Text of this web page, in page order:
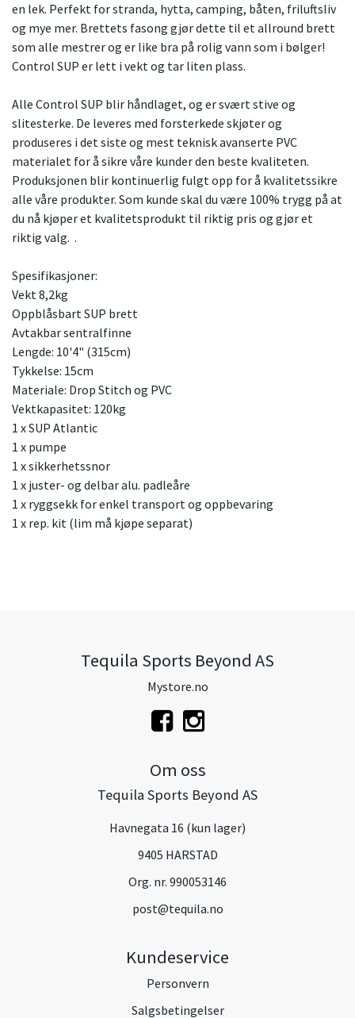
en lek. Perfekt for stranda, hytta, camping, båten, friluftsliv
og mye mer. Brettets fasong gjør dette til et allround brett
som alle mestrer og er like bra på rolig vann som i bølger!
Control SUP er lett i vekt og tar liten plass.
Alle Control SUP blir håndlaget, og er svært stive og
slitesterke. De leveres med forsterkede skjøter og
produseres i det siste og mest teknisk avanserte PVC
materialet for å sikre våre kunder den beste kvaliteten.
Produksjonen blir kontinuerlig fulgt opp for å kvalitetssikre
alle våre produkter. Som kunde skal du være 100% trygg på at
du nå kjøper et kvalitetsprodukt til riktig pris og gjør et
riktig valg. .
Spesifikasjoner:
Vekt 8,2kg
Oppblåsbart SUP brett
Avtakbar sentralfinne
Lengde: 10'4" (315cm)
Tykkelse: 15cm
Materiale: Drop Stitch og PVC
Vektkapasitet: 120kg
1 x SUP Atlantic
1 x pumpe
1 x sikkerhetssnor
1 x juster- og delbar alu. padleåre
1 x ryggsekk for enkel transport og oppbevaring
1 x rep. kit (lim må kjøpe separat)
Tequila Sports Beyond AS
Mystore.no
Om oss
Tequila Sports Beyond AS
Havnegata 16 (kun lager)
9405 HARSTAD
Org. nr. 990053146
post@tequila.no
Kundeservice
Personvern
Salgsbetingelser